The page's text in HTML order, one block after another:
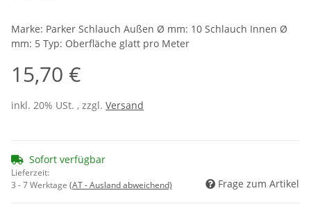
Marke: Parker Schlauch Außen Ø mm: 10 Schlauch Innen Ø
mm: 5 Typ: Oberfläche glatt pro Meter
15,70 €
inkl. 20% USt. , zzgl. Versand
Sofort verfügbar
Lieferzeit:
3 - 7 Werktage (AT - Ausland abweichend) Frage zum Artikel